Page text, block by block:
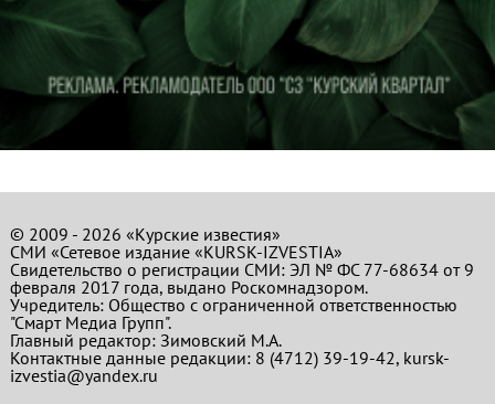
© 2009 - 2026 «Курские известия»
СМИ «Сетевое издание «KURSK-IZVESTIA»
Свидетельство о регистрации СМИ: ЭЛ № ФС 77-68634 от 9
февраля 2017 года, выдано Роскомнадзором.
Учредитель: Общество с ограниченной ответственностью
"Смарт Медиа Групп".
Главный редактор:Зимовский М.А.
Контактные данные редакции: 8 (4712) 39-19-42, kursk-
izvestia@yandex.ru